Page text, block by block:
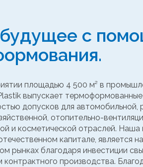
с
площадью 4 500 м² в
выпускает
допусков для автомобильной,
отопительно-
и косметической отраслей. Наша
капитале, является
рынках благодаря инвестиции
производства.